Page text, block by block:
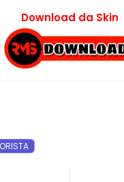
Download da Skin